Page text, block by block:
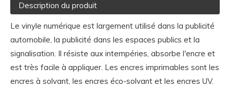
Description du produit
Le vinyle numérique est largement utilisé dans la publicité
automobile, la publicité dans les espaces publics et la
signalisation. Il résiste aux intempéries, absorbe l'encre et
est très facile à appliquer. Les encres imprimables sont les
encres à solvant, les encres éco-solvant et les encres UV.